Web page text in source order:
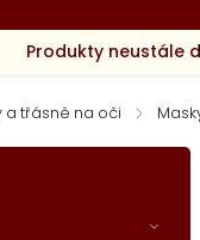
Produkty neustále
a třásně na oči /